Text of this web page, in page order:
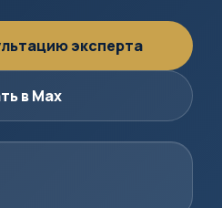
эксперта
в Max